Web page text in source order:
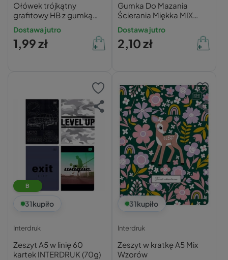
Ołówek trójkątny
grafitowy HB z gumką
Astra
Dostawa jutro
1,99 zł
Gumka Do Mazania
Ścierania Miękka MIX
Kolorów Bambino
Dostawa jutro
2,10 zł
B
31kupiło
Interdruk
Zeszyt A5 w linię 60
kartek INTERDRUK (70g)
31kupiło
Interdruk
Zeszyt w kratkę A5 Mix
Wzorów